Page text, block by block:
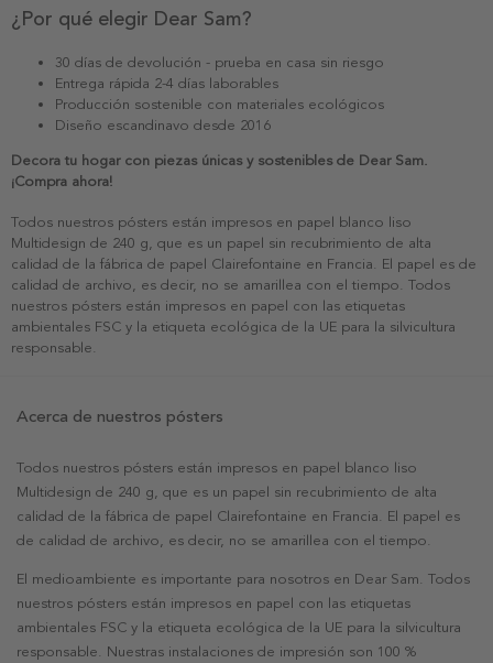
¿Por qué elegir Dear Sam?
30 días de devolución - prueba en casa sin riesgo
Entrega rápida 2-4 días laborables
Producción sostenible con materiales ecológicos
Diseño escandinavo desde 2016
Decora tu hogar con piezas únicas y sostenibles de Dear Sam.
¡Compra ahora!
Todos nuestros pósters están impresos en papel blanco liso
Multidesign de 240 g, que es un papel sin recubrimiento de alta
calidad de la fábrica de papel Clairefontaine en Francia. El papel es de
calidad de archivo, es decir, no se amarillea con el tiempo. Todos
nuestros pósters están impresos en papel con las etiquetas
ambientales FSC y la etiqueta ecológica de la UE para la silvicultura
responsable.
Acerca de nuestros pósters
Todos nuestros pósters están impresos en papel blanco liso
Multidesign de 240 g, que es un papel sin recubrimiento de alta
calidad de la fábrica de papel Clairefontaine en Francia. El papel es
de calidad de archivo, es decir, no se amarillea con el tiempo.
El medioambiente es importante para nosotros en Dear Sam. Todos
nuestros pósters están impresos en papel con las etiquetas
ambientales FSC y la etiqueta ecológica de la UE para la silvicultura
responsable. Nuestras instalaciones de impresión son 100 %